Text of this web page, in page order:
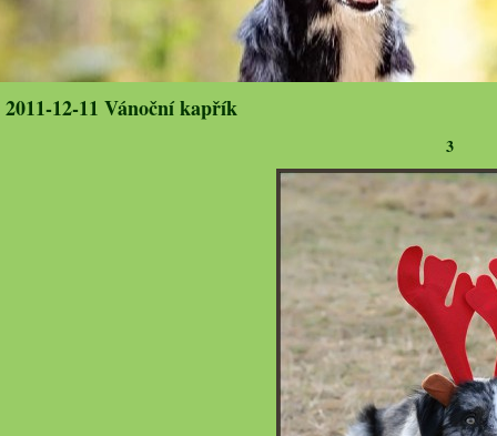
2011-12-11 Vánoční kapřík
3